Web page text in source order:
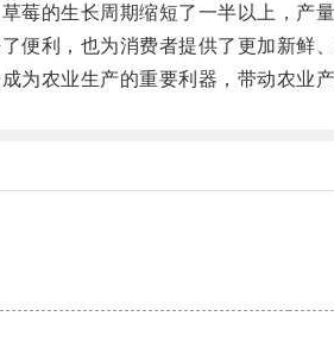
的生长周期缩短了一半以上，产量
利，也为消费者提供了更加新鲜、
农业生产的重要利器，带动农业产